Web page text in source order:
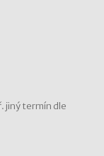
jiný termín dle